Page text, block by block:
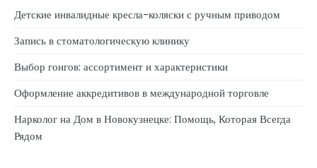
Детские инвалидные кресла-коляски с ручным приводом
Запись в стоматологическую клинику
Выбор гонгов: ассортимент и характеристики
Оформление аккредитивов в международной торговле
Нарколог на Дом в Новокузнецке: Помощь, Которая Всегда
Рядом